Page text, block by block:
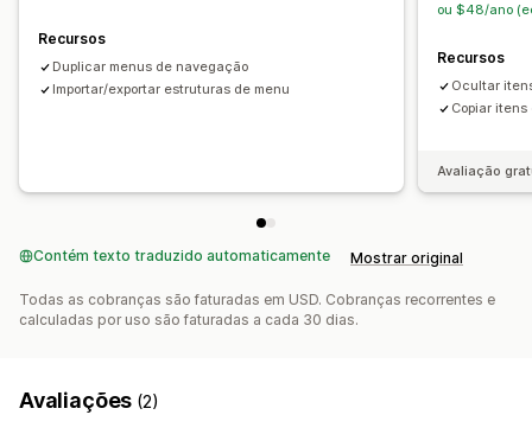
Recursos
Duplicar menus de navegação
Importar/exportar estruturas de menu
ou $48/ano
Recursos
Ocultar
Copiar itens
Avaliação
Contém texto traduzido automaticamente Mostrar original
Todas as cobranças são faturadas em USD. Cobranças recorrentes e
calculadas por uso são faturadas a cada 30 dias.
Avaliações (2)